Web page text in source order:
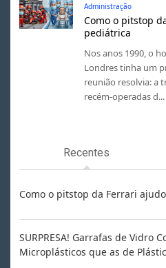
Administração
Como o pitstop
pediátrica
Nos anos 1990, o
Londres tinha um
reunião resolvia: a
recém-operadas d...
Recentes
Como o pitstop da Ferrari
SURPRESA! Garrafas de Vidro
Microplásticos que as de